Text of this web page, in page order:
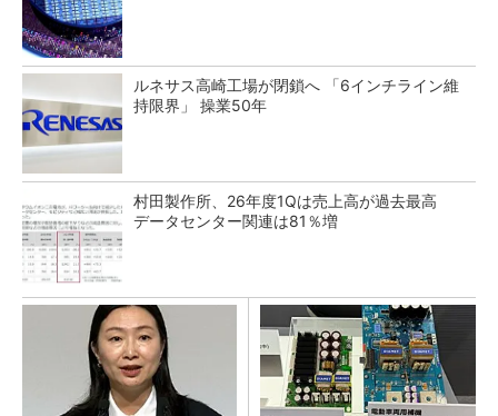
ルネサス高崎工場が閉鎖へ 「6インチライン維
持限界」 操業50年
村田製作所、26年度1Qは売上高が過去最高
データセンター関連は81％増